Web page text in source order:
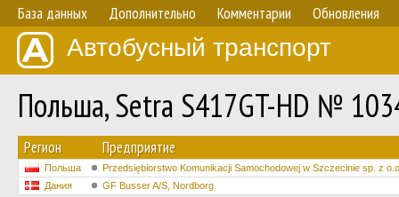
База данных Дополнительно Комментарии Обновления
Автобусный транспорт
Польша, Setra S417GT-HD №
Регион Предприятие
Польша
Przedsiębiorstwo Komunikacji Samochodowej w Szczecinie sp. z
Дания
GF Busser A/S, Nordborg